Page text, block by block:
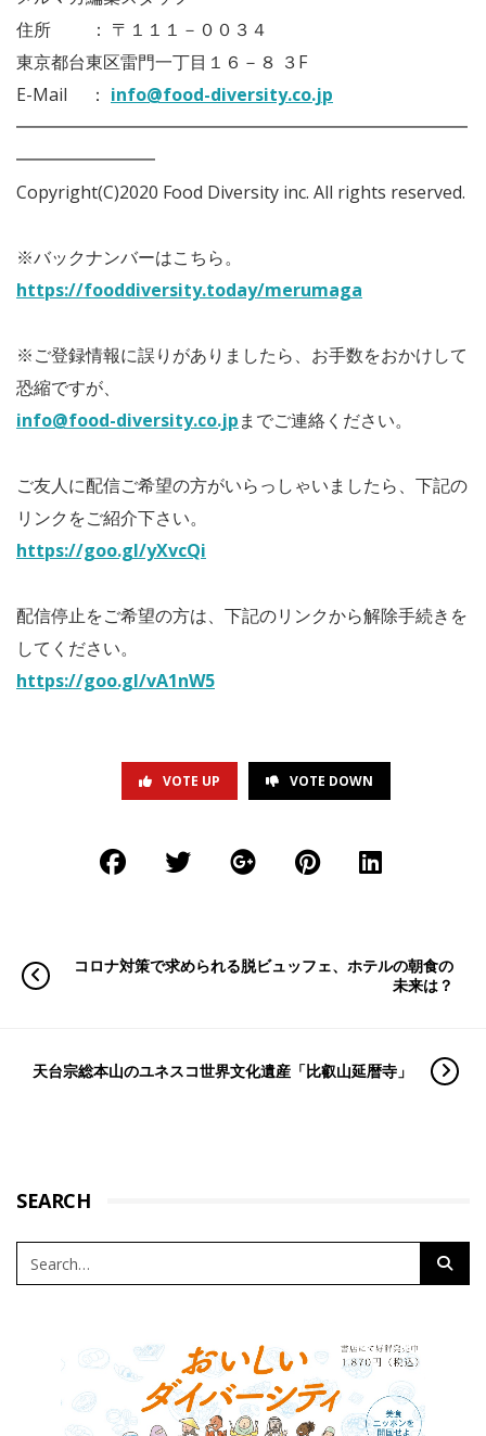
住所 ： 〒１１１－００３４
東京都台東区雷門一丁目１６－８ ３F
E-Mail ： info@food-diversity.co.jp
━━━━━━━━━━━━━━━━━━━━━━━━━━
━━━━━━━━
Copyright(C)2020 Food Diversity inc. All rights reserved.
※バックナンバーはこちら。
https://fooddiversity.today/merumaga
※ご登録情報に誤りがありましたら、お手数をおかけして
恐縮ですが、
info@food-diversity.co.jpまでご連絡ください。
ご友人に配信ご希望の方がいらっしゃいましたら、下記の
リンクをご紹介下さい。
https://goo.gl/yXvcQi
配信停止をご希望の方は、下記のリンクから解除手続きを
してください。
https://goo.gl/vA1nW5
VOTE UP VOTE DOWN
コロナ対策で求められる脱ビュッフェ、ホテルの朝食の
未来は？
天台宗総本山のユネスコ世界文化遺産「比叡山延暦寺」
SEARCH